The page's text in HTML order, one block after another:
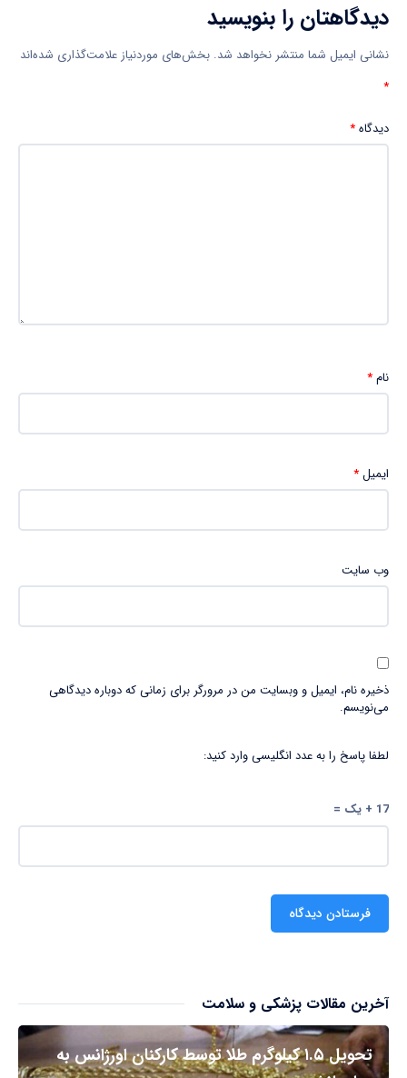
دیدگاهتان را بنویسید
نشانی ایمیل شما منتشر نخواهد شد. بخش‌های موردنیاز علامت‌گذاری شده‌اند
*
دیدگاه*
نام*
ایمیل*
وب‌ سایت
ذخیره نام، ایمیل و وبسایت من در مرورگر برای زمانی که دوباره دیدگاهی
می‌نویسم.
لطفا پاسخ را به عدد انگلیسی وارد کنید:
17 + یک =
آخرین مقالات پزشکی و سلامت
تحویل ۱.۵ کیلوگرم طلا توسط کارکنان اورژانس به